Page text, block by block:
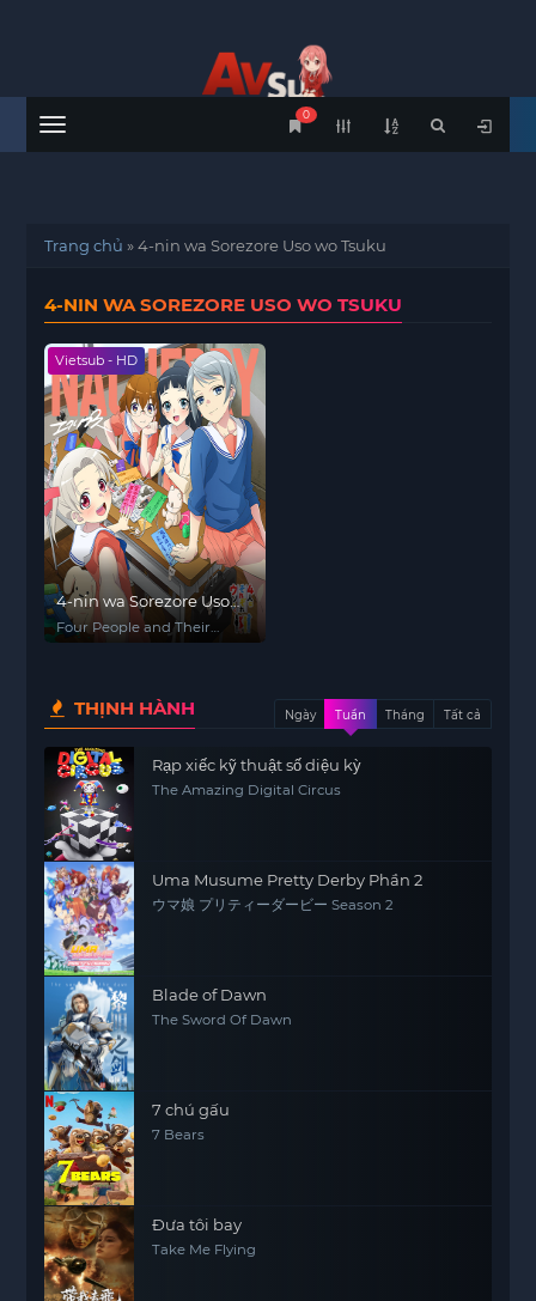
Menu
0
Trang chủ »4-nin wa Sorezore Uso wo Tsuku
4-NIN WA SOREZORE USO WO TSUKU
Vietsub - HD
4-nin wa Sorezore Uso
wo Tsuku
Four People and Their
THỊNH HÀNH Ngày Tuần Tháng Tất cả
Rạp xiếc kỹ thuật số diệu kỳ
The Amazing Digital Circus
Uma Musume Pretty Derby Phần 2
ウマ娘 プリティーダービー Season 2
Blade of Dawn
The Sword Of Dawn
7 chú gấu
7 Bears
Đưa tôi bay
Take Me Flying